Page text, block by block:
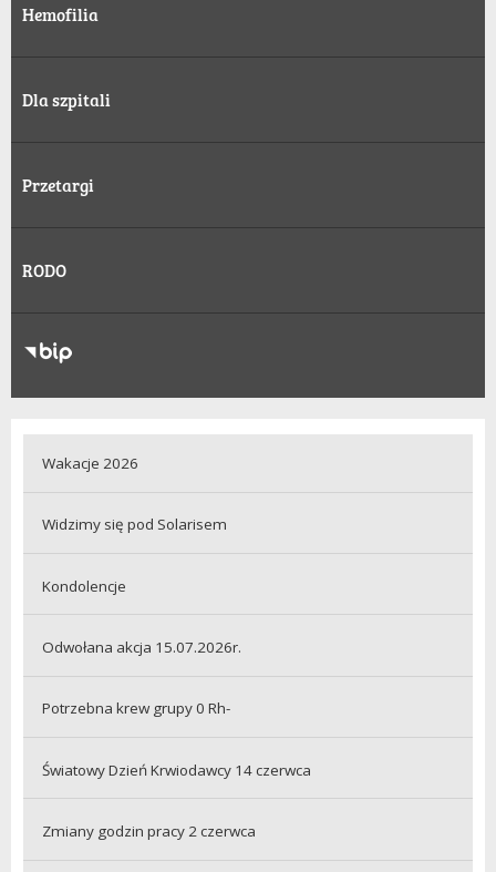
Hemofilia
Dla szpitali
Przetargi
RODO
RODO
Wakacje 2026
Widzimy się pod Solarisem
Kondolencje
Odwołana akcja 15.07.2026r.
Potrzebna krew grupy 0 Rh-
Światowy Dzień Krwiodawcy 14 czerwca
Zmiany godzin pracy 2 czerwca